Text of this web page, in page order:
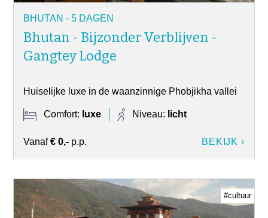
BHUTAN - 5 DAGEN
Bhutan - Bijzonder Verblijven -
Gangtey Lodge
Huiselijke luxe in de waanzinnige Phobjikha vallei
Comfort: luxe Niveau: licht
Vanaf€ 0,- p.p. BEKIJK ›
#cultuur